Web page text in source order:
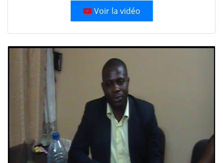
Voir la vidéo